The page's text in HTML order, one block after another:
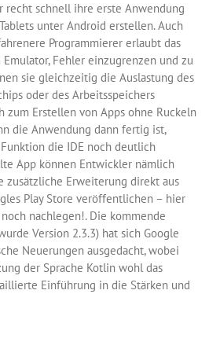
recht schnell ihre erste Anwendung
unter Android erstellen. Auch
Programmierer erlaubt das
Fehler einzugrenzen und zu
sie gleichzeitig die Auslastung des
oder des Arbeitsspeichers
zum Erstellen von Apps ohne Ruckeln
die Anwendung dann fertig ist,
die IDE noch deutlich
App können Entwickler nämlich
zusätzliche Erweiterung direkt aus
Play Store veröffentlichen – hier
nachlegen!. Die kommende
Version 2.3.3) hat sich Google
Neuerungen ausgedacht, wobei
der Sprache Kotlin wohl das
Einführung in die Stärken und